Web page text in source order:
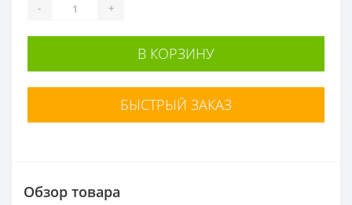
- +
В КОРЗИНУ
БЫСТРЫЙ ЗАКАЗ
Обзор товара